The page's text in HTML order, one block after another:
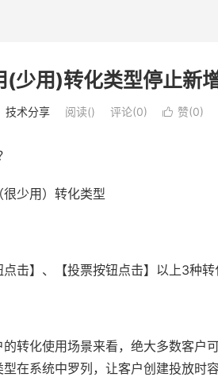
(少用)转化类型停止新
技术分享 阅读() 评论(0)  赞(0)
少用）转化类型
击】、【投票按钮点击】以上3种
的转化使用场景来看，绝大多数客户
在系统中罗列，让客户创建投放时